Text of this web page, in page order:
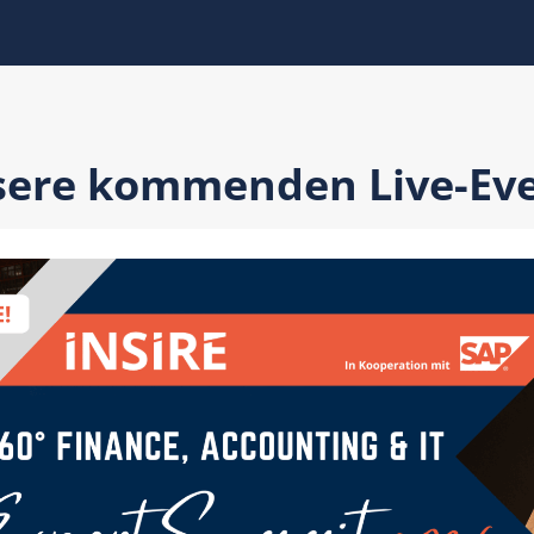
kommenden Live-